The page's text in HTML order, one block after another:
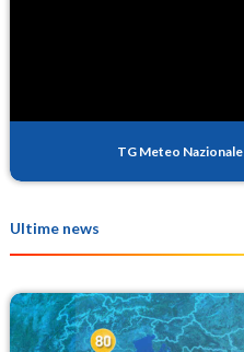
TG Meteo Nazionale
Ultime news